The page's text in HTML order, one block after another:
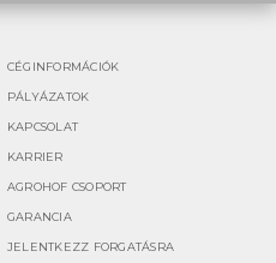
CÉGINFORMÁCIÓK
PÁLYÁZATOK
KAPCSOLAT
KARRIER
AGROHOF CSOPORT
GARANCIA
JELENTKEZZ FORGATÁSRA